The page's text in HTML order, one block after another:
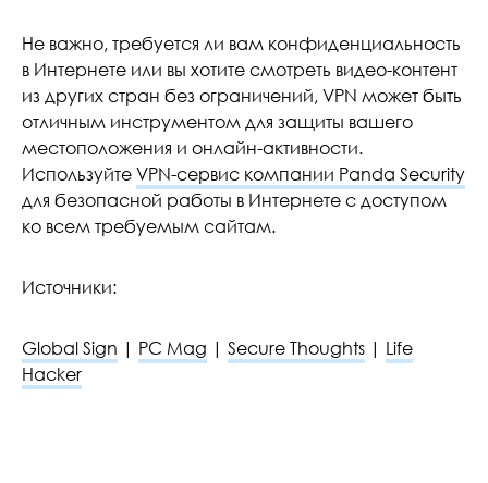
Не важно, требуется ли вам конфиденциальность
в Интернете или вы хотите смотреть видео-контент
из других стран без ограничений, VPN может быть
отличным инструментом для защиты вашего
местоположения и онлайн-активности.
Используйте VPN-сервис компании Panda Security
для безопасной работы в Интернете с доступом
ко всем требуемым сайтам.
Источники:
Global Sign | PC Mag | Secure Thoughts | Life
Hacker